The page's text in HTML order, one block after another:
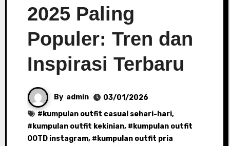
2025 Paling
Populer: Tren dan
Inspirasi Terbaru
By admin
03/01/2026
# kumpulan outfit casual sehari-hari,
# kumpulan outfit kekinian, # kumpulan outfit
OOTD instagram, # kumpulan outfit pria